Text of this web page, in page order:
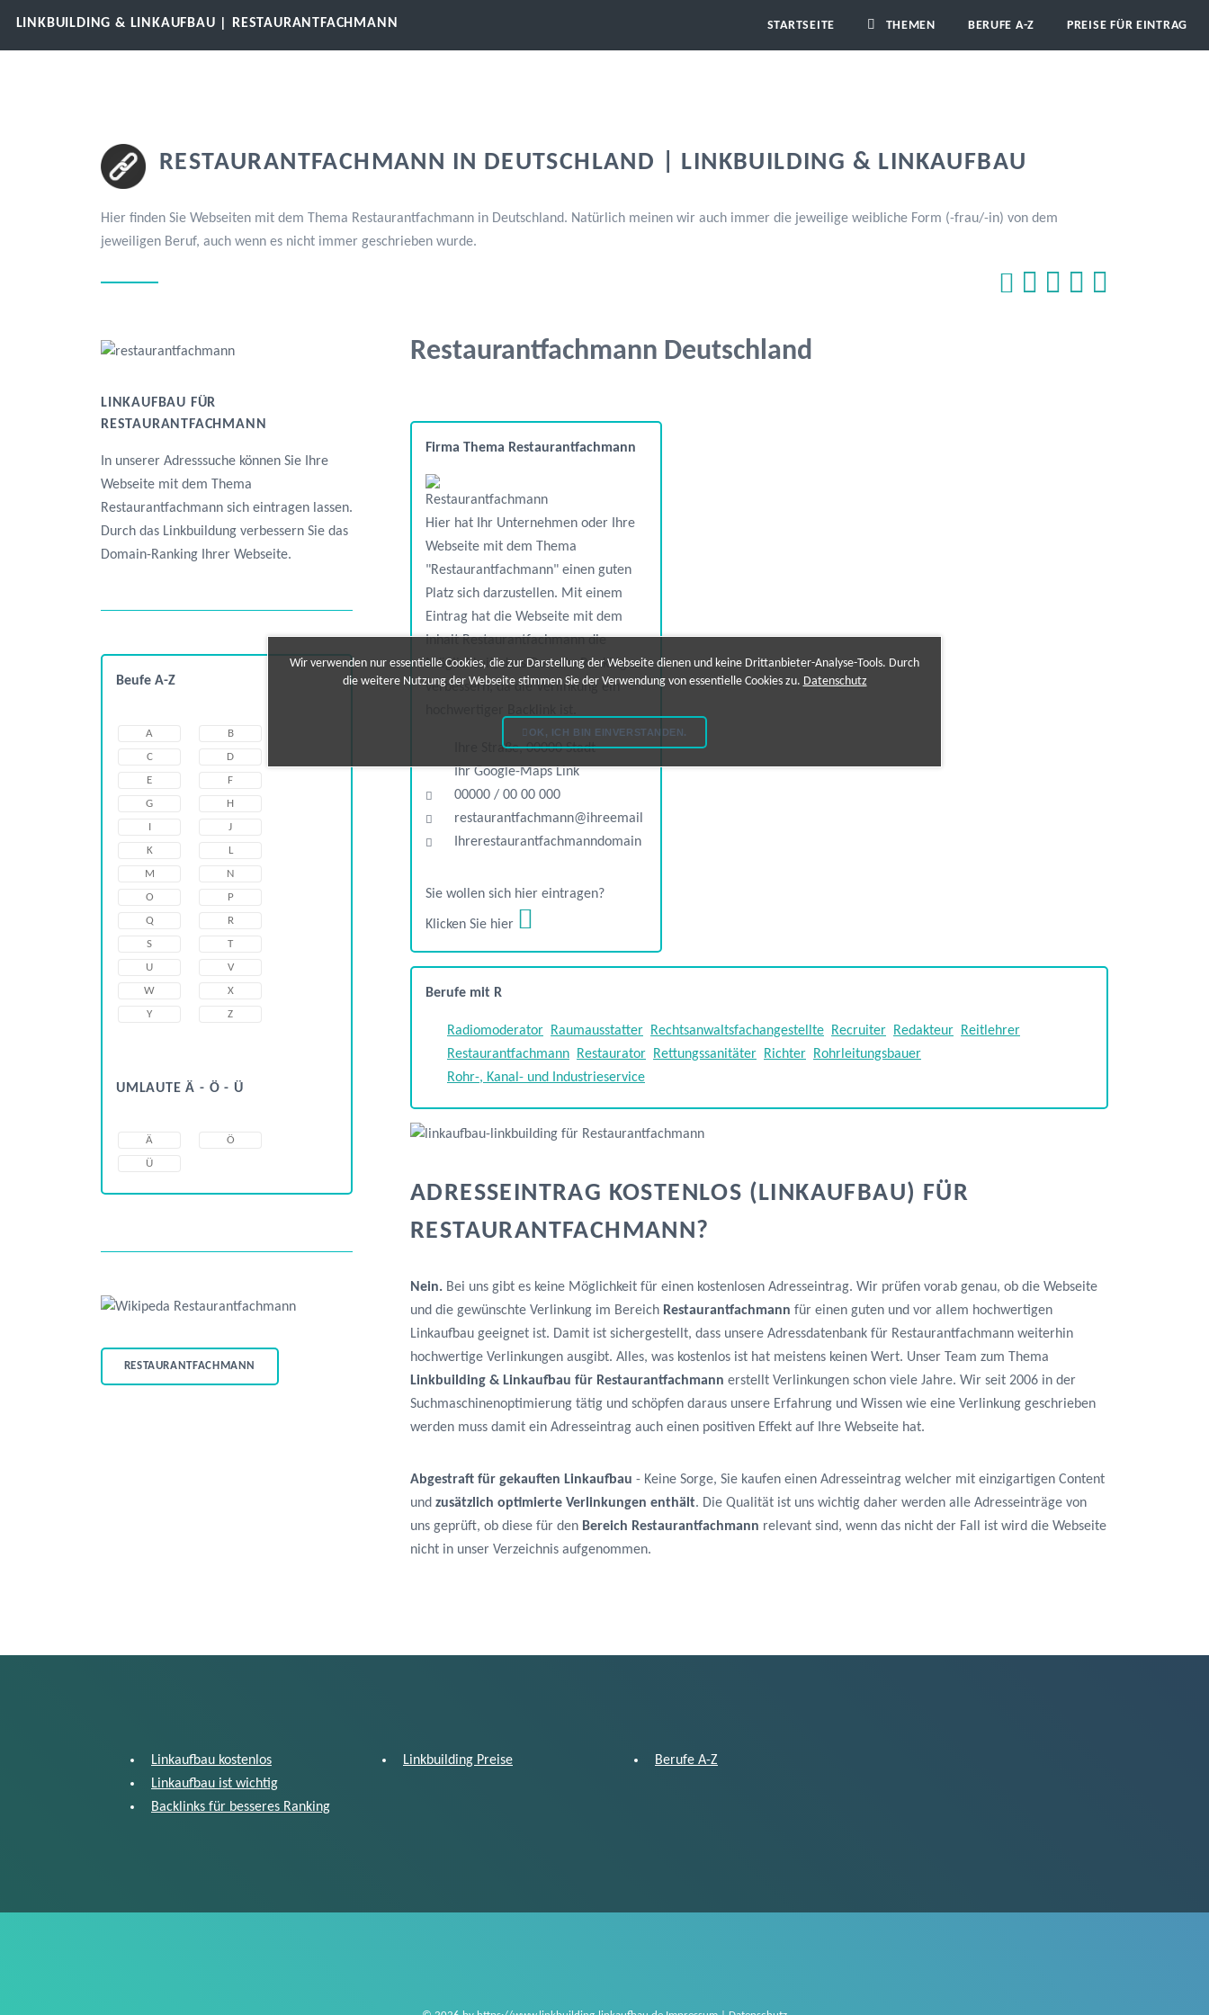
LINKBUILDING & LINKAUFBAU | RESTAURANTFACHMANN STARTSEITE THEMEN BERUFE A-Z PREISE FÜR EINTRAG
RESTAURANTFACHMANN IN DEUTSCHLAND | LINKBUILDING & LINKAUFBAU
Hier finden Sie Webseiten mit dem Thema Restaurantfachmann in Deutschland. Natürlich meinen wir auch immer die jeweilige weibliche Form (-frau/-in) von dem
jeweiligen Beruf, auch wenn es nicht immer geschrieben wurde.
Restaurantfachmann Deutschland
Firma Thema Restaurantfachmann
Hier hat Ihr Unternehmen oder Ihre
Webseite mit dem Thema
"Restaurantfachmann" einen guten
Platz sich darzustellen. Mit einem
Eintrag hat die Webseite mit dem
Inhalt Restaurantfachmann die
Möglichkeit, dass Domain-Ranking zu
verbessern, da die Verlinkung ein
Ihre Straße, 00000 Stadt
Ihr Google-Maps Link
00000 / 00 00 000
restaurantfachmann@ihreemail
Ihrerestaurantfachmanndomain
Sie wollen sich hier eintragen?
Klicken Sie hier
Berufe mit R
Radiomoderator Raumausstatter Rechtsanwaltsfachangestellte Recruiter Redakteur
Reitlehrer
Restaurantfachmann
Restaurator Rettungssanitäter Richter
Rohrleitungsbauer
Rohr-, Kanal- und Industrieservice
ADRESSEINTRAG KOSTENLOS (LINKAUFBAU) FÜR
RESTAURANTFACHMANN?
Nein. Bei uns gibt es keine Möglichkeit für einen kostenlosen Adresseintrag. Wir prüfen vorab genau, ob die Webseite
und die gewünschte Verlinkung im Bereich Restaurantfachmann für einen guten und vor allem hochwertigen
Linkaufbau geeignet ist. Damit ist sichergestellt, dass unsere Adressdatenbank für Restaurantfachmann weiterhin
hochwertige Verlinkungen ausgibt. Alles, was kostenlos ist hat meistens keinen Wert. Unser Team zum Thema
Linkbuilding & Linkaufbau für Restaurantfachmann erstellt Verlinkungen schon viele Jahre. Wir seit 2006 in der
Suchmaschinenoptimierung tätig und schöpfen daraus unsere Erfahrung und Wissen wie eine Verlinkung geschrieben
werden muss damit ein Adresseintrag auch einen positiven Effekt auf Ihre Webseite hat.
Abgestraft für gekauften Linkaufbau - Keine Sorge, Sie kaufen einen Adresseintrag welcher mit einzigartigen Content
und zusätzlich optimierte Verlinkungen enthält. Die Qualität ist uns wichtig daher werden alle Adresseinträge von
uns geprüft, ob diese für den Bereich Restaurantfachmann relevant sind, wenn das nicht der Fall ist wird die Webseite
nicht in unser Verzeichnis aufgenommen.
LINKAUFBAU FÜR
RESTAURANTFACHMANN
In unserer Adresssuche können Sie Ihre
Webseite mit dem Thema
Restaurantfachmann sich eintragen lassen.
Durch das Linkbuildung verbessern Sie das
Domain-Ranking Ihrer Webseite.
Beufe A-Z
A
B
C
D
E
F
G
H
I
J
K
L
M
N
O
P
Q
R
S
T
U
V
W
X
Y
Z
UMLAUTE Ä - Ö - Ü
Ä
Ö
Ü
RESTAURANTFACHMANN
Linkaufbau kostenlos
Linkaufbau ist wichtig
Backlinks für besseres Ranking
Linkbuilding Preise Berufe A-Z
Wir verwenden nur essentielle Cookies, die zur Darstellung der Webseite dienen und keine Drittanbieter-Analyse-Tools. Durch
die weitere Nutzung der Webseite stimmen Sie der Verwendung von essentielle Cookies zu. Datenschutz
OK, ICH BIN EINVERSTANDEN.